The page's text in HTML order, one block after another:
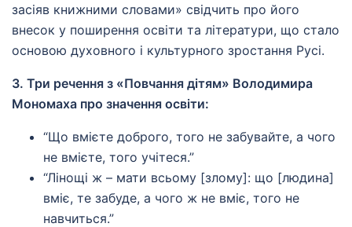
засіяв книжними словами» свідчить про його
внесок у поширення освіти та літератури, що стало
основою духовного і культурного зростання Русі.
3. Три речення з «Повчання дітям» Володимира
Мономаха про значення освіти:
“Що вмієте доброго, того не забувайте, а чого
не вмієте, того учітеся.”
“Лінощі ж – мати всьому [злому]: що [людина]
вміє, те забуде, а чого ж не вміє, того не
навчиться.”